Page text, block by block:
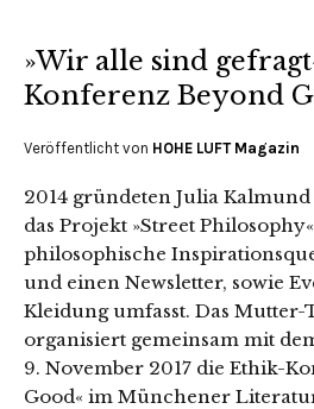
»Wir alle sind
Konferenz Beyond
Veröffentlicht von HOHE LUFT Magazin
2014 gründeten Julia
das Projekt »Street
philosophische
und einen Newsletter, sowie
Kleidung umfasst. Das Mutter-
organisiert gemeinsam mit
9. November 2017 die Ethik-
Good« im Münchener